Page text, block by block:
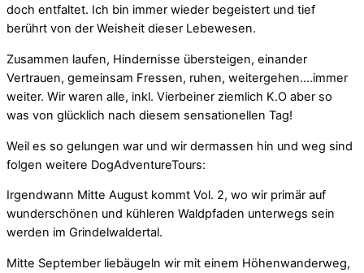
doch entfaltet. Ich bin immer wieder begeistert und tief
berührt von der Weisheit dieser Lebewesen.
Zusammen laufen, Hindernisse übersteigen, einander
Vertrauen, gemeinsam Fressen, ruhen, weitergehen….immer
weiter. Wir waren alle, inkl. Vierbeiner ziemlich K.O aber so
was von glücklich nach diesem sensationellen Tag!
Weil es so gelungen war und wir dermassen hin und weg sind
folgen weitere DogAdventureTours:
Irgendwann Mitte August kommt Vol. 2, wo wir primär auf
wunderschönen und kühleren Waldpfaden unterwegs sein
werden im Grindelwaldertal.
Mitte September liebäugeln wir mit einem Höhenwanderweg,